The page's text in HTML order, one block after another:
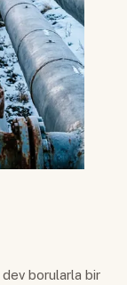
dev borularla bir